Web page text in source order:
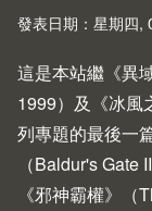
發表日期：星期四,
這是本站繼《異
1999）及《冰風
列專題的最後一
（Baldur's
《邪神霸權》